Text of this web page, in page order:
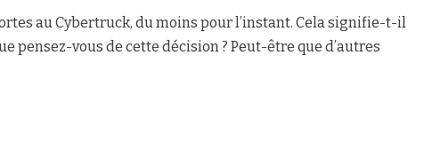
au Cybertruck, du moins pour l’instant. Cela signifie-t-il
pensez-vous de cette décision ? Peut-être que d’autres